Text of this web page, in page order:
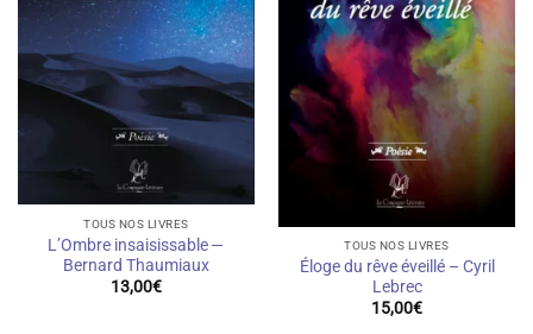
TOUS NOS LIVRES
L’Ombre insaisissable —
Bernard Thaumiaux
13,00€
TOUS NOS LIVRES
Éloge du rêve éveillé – Cyril
Lebrec
15,00€